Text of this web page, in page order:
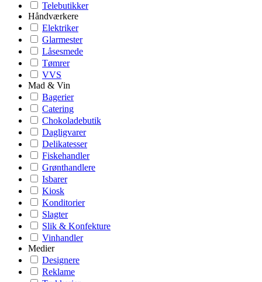
Telebutikker
Håndværkere
Elektriker
Glarmester
Låsesmede
Tømrer
VVS
Mad & Vin
Bagerier
Catering
Chokoladebutik
Dagligvarer
Delikatesser
Fiskehandler
Grønthandlere
Isbarer
Kiosk
Konditorier
Slagter
Slik & Konfekture
Vinhandler
Medier
Designere
Reklame